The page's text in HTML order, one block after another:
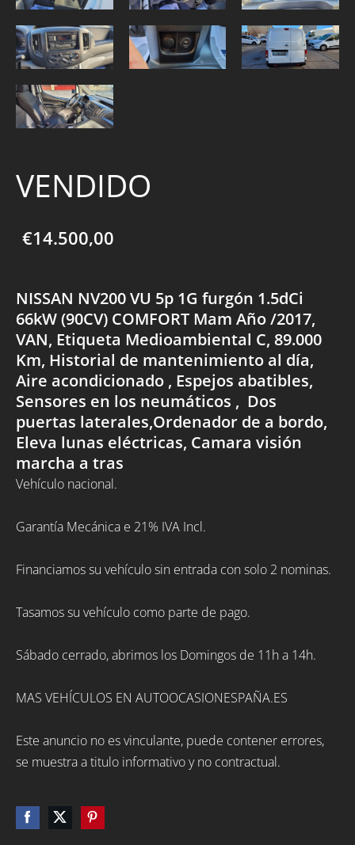
VENDIDO
€14.500,00
NISSAN NV200 VU 5p 1G furgón 1.5dCi
66kW (90CV) COMFORT Mam Año /2017,
VAN, Etiqueta Medioambiental C, 89.000
Km, Historial de mantenimiento al día,
Aire acondicionado , Espejos abatibles,
Sensores en los neumáticos , Dos
puertas laterales,Ordenador de a bordo,
Eleva lunas eléctricas, Camara visión
marcha a tras
Vehículo nacional.
Garantía Mecánica e 21% IVA Incl.
Financiamos su vehículo sin entrada con solo 2 nominas.
Tasamos su vehículo como parte de pago.
Sábado cerrado, abrimos los Domingos de 11h a 14h.
MAS VEHÍCULOS EN AUTOOCASIONESPAÑA.ES
Este anuncio no es vinculante, puede contener errores,
se muestra a titulo informativo y no contractual.